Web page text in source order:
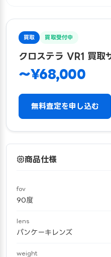
買取 買取受付中
クロステラ VR1 買
〜¥68,000
無料査定を申し込む
商品仕様
fov
90度
lens
パンケーキレンズ
weight